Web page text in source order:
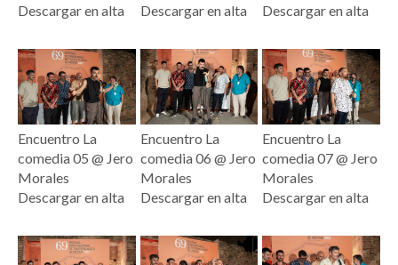
Descargar en alta
Descargar en alta
Descargar en alta
Encuentro La
comedia 05 @ Jero
Morales
Descargar en alta
Encuentro La
comedia 06 @ Jero
Morales
Descargar en alta
Encuentro La
comedia 07 @ Jero
Morales
Descargar en alta